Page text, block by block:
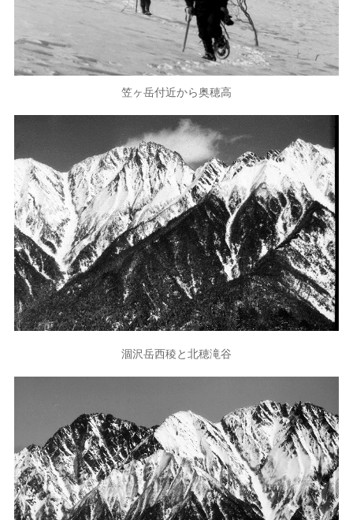
笠ヶ岳付近から奥穂高
涸沢岳西稜と北穂滝谷